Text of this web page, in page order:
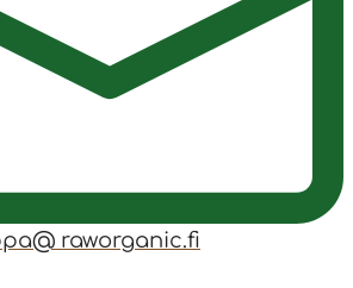
raworganic.fi